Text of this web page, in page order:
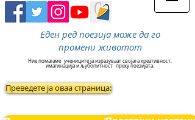
Еден ред поезија може да го
промени животот
Ние помагаме учениците ја изразуваат својата креативност,
имагинација и љубопитност преку поезијата.
Преведете ја оваа страница: